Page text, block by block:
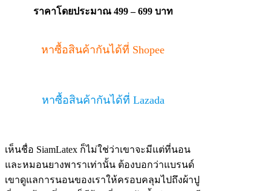
ราคาโดยประมาณ 499 – 699 บาท
หาซื้อสินค้ากันได้ที่ Shopee
หาซื้อสินค้ากันได้ที่ Lazada
เห็นชื่อ SiamLatex ก็ไม่ใช่ว่าเขาจะมีแต่ที่นอน
และหมอนยางพาราเท่านั้น ต้องบอกว่าแบรนด์
เขาดูแลการนอนของเราให้ครอบคลุมไปถึงผ้าปู